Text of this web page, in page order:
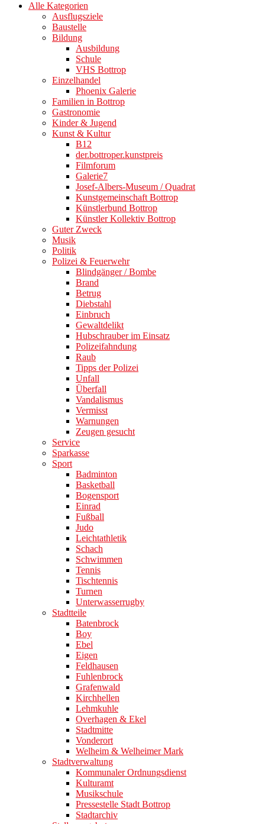
Alle Kategorien
Ausflugsziele
Baustelle
Bildung
Ausbildung
Schule
VHS Bottrop
Einzelhandel
Phoenix Galerie
Familien in Bottrop
Gastronomie
Kinder & Jugend
Kunst & Kultur
B12
der.bottroper.kunstpreis
Filmforum
Galerie7
Josef-Albers-Museum / Quadrat
Kunstgemeinschaft Bottrop
Künstlerbund Bottrop
Künstler Kollektiv Bottrop
Guter Zweck
Musik
Politik
Polizei & Feuerwehr
Blindgänger / Bombe
Brand
Betrug
Diebstahl
Einbruch
Gewaltdelikt
Hubschrauber im Einsatz
Polizeifahndung
Raub
Tipps der Polizei
Unfall
Überfall
Vandalismus
Vermisst
Warnungen
Zeugen gesucht
Service
Sparkasse
Sport
Badminton
Basketball
Bogensport
Einrad
Fußball
Judo
Leichtathletik
Schach
Schwimmen
Tennis
Tischtennis
Turnen
Unterwasserrugby
Stadtteile
Batenbrock
Boy
Ebel
Eigen
Feldhausen
Fuhlenbrock
Grafenwald
Kirchhellen
Lehmkuhle
Overhagen & Ekel
Stadtmitte
Vonderort
Welheim & Welheimer Mark
Stadtverwaltung
Kommunaler Ordnungsdienst
Kulturamt
Musikschule
Pressestelle Stadt Bottrop
Stadtarchiv